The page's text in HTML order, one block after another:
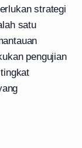
strategi
satu
pengujian